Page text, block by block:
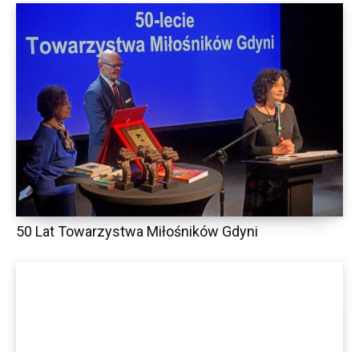
50 Lat Towarzystwa Miłośników Gdyni